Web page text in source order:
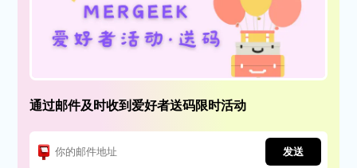
通过邮件及时收到爱好者送码限时活动
发送